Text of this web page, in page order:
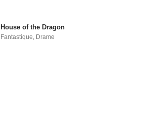
House of the Dragon
Fantastique Drame